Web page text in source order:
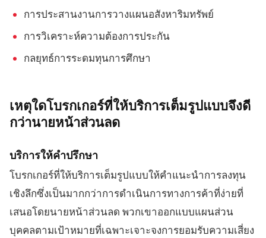
การประสานงานการวางแผนอสังหาริมทรัพย์
การวิเคราะห์ความต้องการประกัน
กลยุทธ์การระดมทุนการศึกษา
เหตุใดโบรกเกอร์ที่ให้บริการเต็มรูปแบบจึงดี
กว่านายหน้าส่วนลด
บริการให้คำปรึกษา
โบรกเกอร์ที่ให้บริการเต็มรูปแบบให้คำแนะนำการลงทุน
เชิงลึกซึ่งเป็นมากกว่าการดำเนินการทางการค้าที่ง่ายที่
เสนอโดยนายหน้าส่วนลด พวกเขาออกแบบแผนส่วน
บุคคลตามเป้าหมายที่เฉพาะเจาะจงการยอมรับความเสี่ยง